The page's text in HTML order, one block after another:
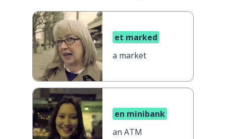
et marked
a market
en minibank
an ATM